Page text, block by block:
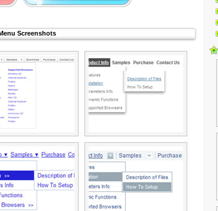
Screenshots